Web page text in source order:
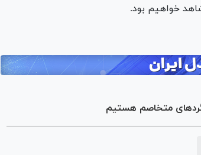
متخاصم هستیم